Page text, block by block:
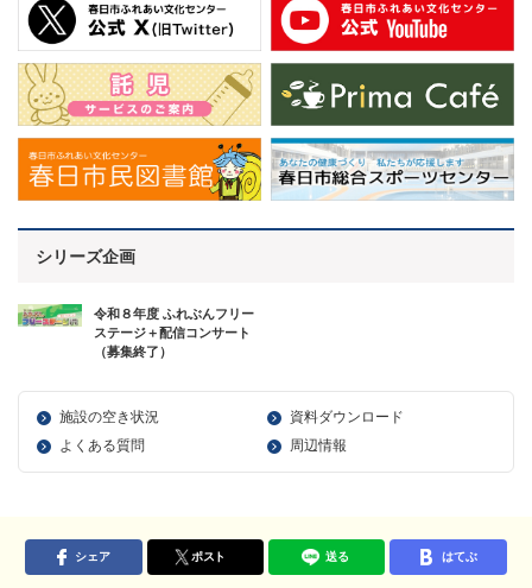
シリーズ企画
令和８年度 ふれぶんフリー
ステージ＋配信コンサート
（募集終了）
施設の空き状況
資料ダウンロード
よくある質問
周辺情報
シェア ポスト 送る はてぶ